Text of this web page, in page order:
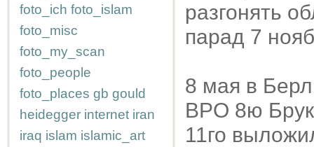
foto_ich foto_islam
foto_misc
foto_my_scan
foto_people
foto_places gb gould
heidegger internet iran
iraq islam islamic_art
разгонять
парад 7
8 мая в
BPO 8ю
11го